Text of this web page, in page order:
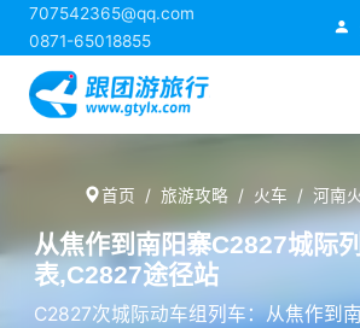
707542365@qq.com
0871-65018855
首页 旅游攻略 火车 河南
从焦作到南阳寨C2827城际
表,C2827途径站
C2827次城际动车组列车：从焦作到